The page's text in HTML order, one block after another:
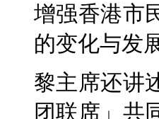
增强香港市
的变化与发
黎主席还讲
团联席」共